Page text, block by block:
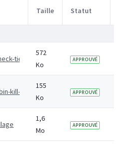
Taille Statut
tie-method-clinical-waste-bags-
572
Ko
APPROUVÉ
kill-poster
155
Ko
APPROUVÉ
1,6
Mo
APPROUVÉ